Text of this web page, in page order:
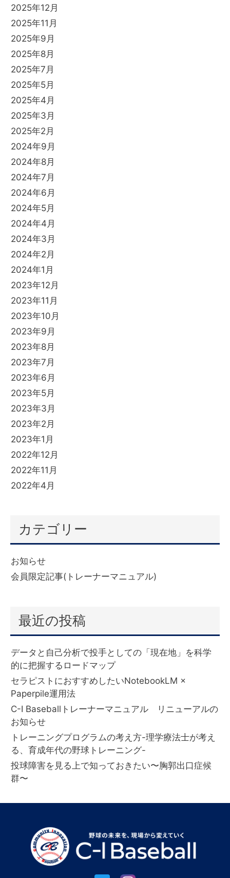
2025年12月
2025年11月
2025年9月
2025年8月
2025年7月
2025年5月
2025年4月
2025年3月
2025年2月
2024年9月
2024年8月
2024年7月
2024年6月
2024年5月
2024年4月
2024年3月
2024年2月
2024年1月
2023年12月
2023年11月
2023年10月
2023年9月
2023年8月
2023年7月
2023年6月
2023年5月
2023年3月
2023年2月
2023年1月
2022年12月
2022年11月
2022年4月
カテゴリー
お知らせ
会員限定記事(トレーナーマニュアル)
最近の投稿
データと自己分析で投手としての「現在地」を科学
的に把握するロードマップ
セラピストにおすすめしたいNotebookLM ×
Paperpile運用法
C-I Baseballトレーナーマニュアル リニューアルの
お知らせ
トレーニングプログラムの考え方-理学療法士が考え
る、育成年代の野球トレーニング-
投球障害を見る上で知っておきたい〜胸郭出口症候
群〜